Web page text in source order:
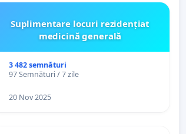
Suplimentare locuri rezidențiat
medicină generală
3 482 semnături
97 Semnături / 7 zile
20 Nov 2025